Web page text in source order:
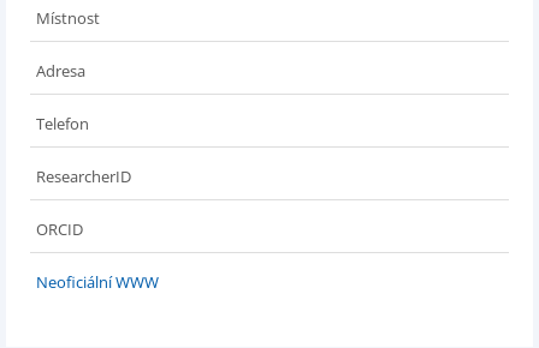
Místnost
Adresa
Telefon
ResearcherID
ORCID
Neoficiální WWW